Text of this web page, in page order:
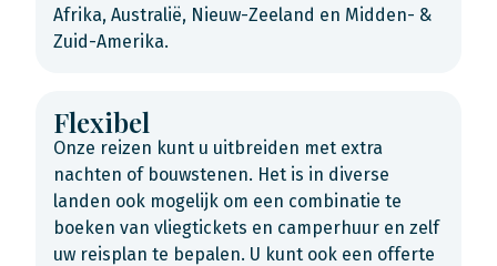
Afrika, Australië, Nieuw-Zeeland en Midden- &
Zuid-Amerika.
Flexibel
Onze reizen kunt u uitbreiden met extra
nachten of bouwstenen. Het is in diverse
landen ook mogelijk om een combinatie te
boeken van vliegtickets en camperhuur en zelf
uw reisplan te bepalen. U kunt ook een offerte